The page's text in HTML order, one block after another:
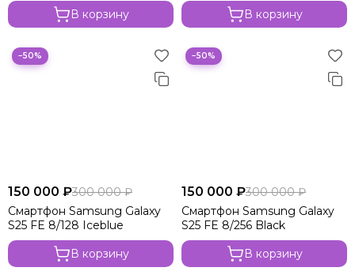
В корзину
В корзину
−50%
150 000 ₽300 000 ₽
Смартфон Samsung Galaxy
S25 FE 8/128 Iceblue
В корзину
−50%
150 000 ₽300 000 ₽
Смартфон Samsung Galaxy
S25 FE 8/256 Black
В корзину